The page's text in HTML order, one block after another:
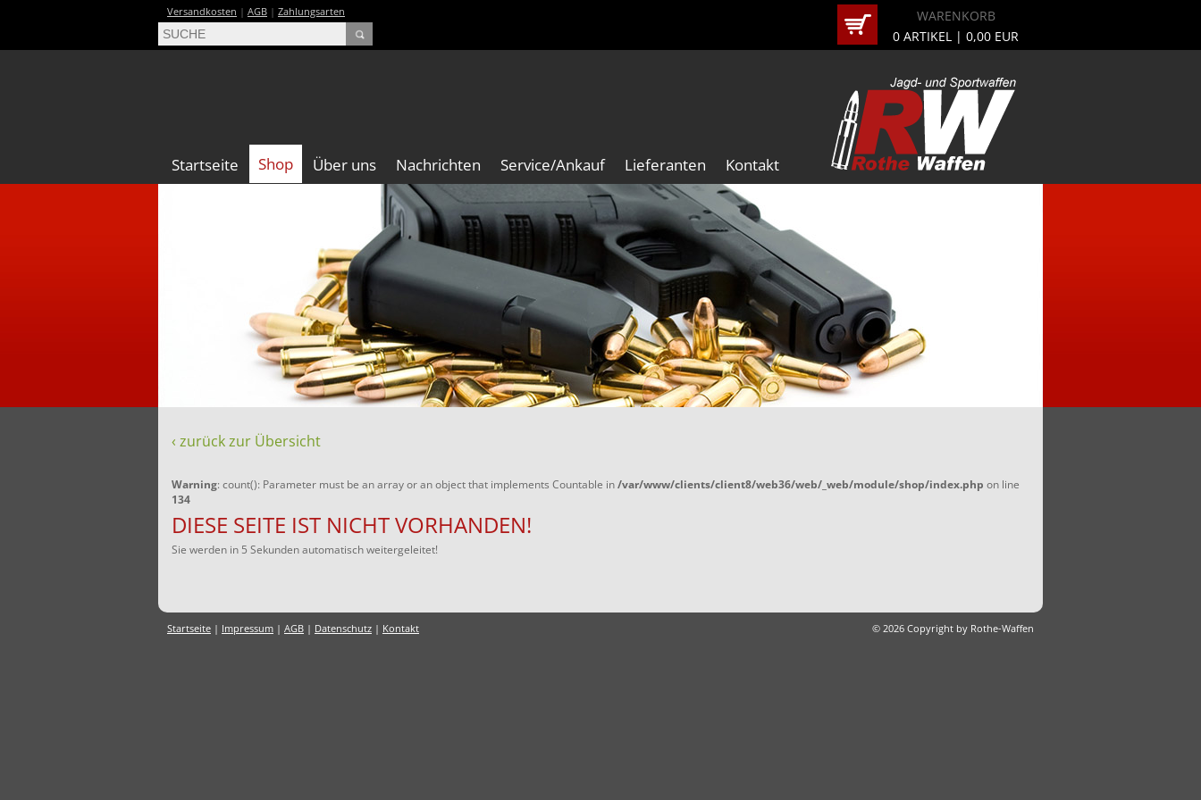
Versandkosten | AGB | Zahlungsarten
WARENKORB
0 ARTIKEL | 0,00 EUR
Startseite Shop Über uns Nachrichten Service/Ankauf Lieferanten Kontakt
‹ zurück zur Übersicht
Warning: count(): Parameter must be an array or an object that implements Countable in/var/www/clients/client8/web36/web/_web/module/shop/index.php on line
134
DIESE SEITE IST NICHT VORHANDEN!
Sie werden in 5 Sekunden automatisch weitergeleitet!
© 2026 Copyright by Rothe-Waffen
Startseite | Impressum | AGB | Datenschutz | Kontakt